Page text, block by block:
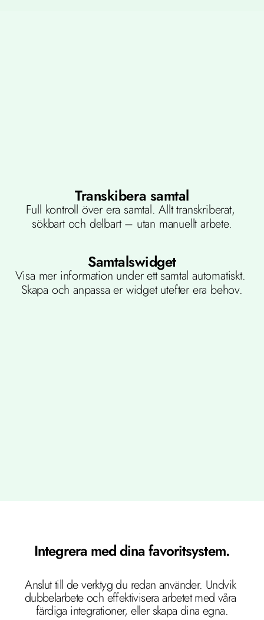
Transkibera samtal
Full kontroll över era samtal. Allt transkriberat,
sökbart och delbart – utan manuellt arbete.
Samtalswidget
Visa mer information under ett samtal automatiskt.
Skapa och anpassa er widget utefter era behov.
Integrera med dina favoritsystem.
Anslut till de verktyg du redan använder. Undvik
dubbelarbete och effektivisera arbetet med våra
färdiga integrationer, eller skapa dina egna.